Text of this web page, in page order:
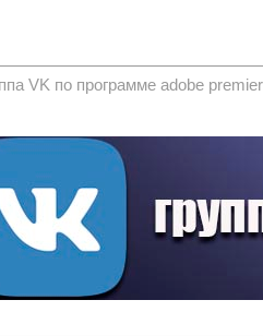
VK по программе adobe